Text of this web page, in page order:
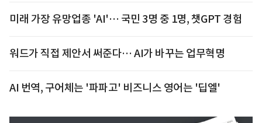
미래 가장 유망업종 'AI'… 국민 3명 중 1명, 챗GPT 경험
워드가 직접 제안서 써준다… AI가 바꾸는 업무혁명
AI 번역, 구어체는 '파파고' 비즈니스 영어는 '딥엘'